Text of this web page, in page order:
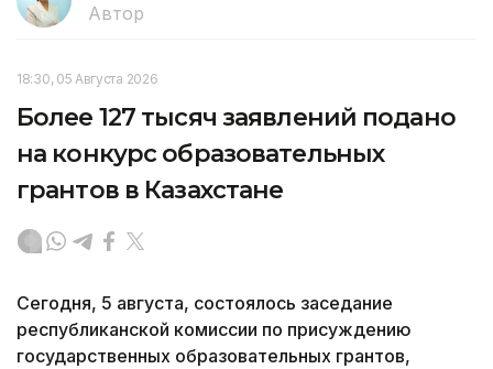
Автор
18:30, 05 Августа 2026
Более 127 тысяч заявлений подано
на конкурс образовательных
грантов в Казахстане
Сегодня, 5 августа, состоялось заседание
республиканской комиссии по присуждению
государственных образовательных грантов,